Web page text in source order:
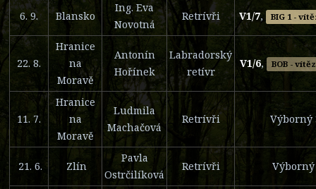
6. 9. Blansko
Ing. Eva
Novotná
Retrívři V1/7, BIG 1 -
22. 8.
Hranice
na
Moravě
Antonín
Hořínek
Labradorský
retívr
V1/6, BOB -
11. 7.
Hranice
na
Moravě
Ludmila
Machačová
Retrívři Výborný
21. 6. Zlín
Pavla
Ostrčilíková
Retrívři Výborný